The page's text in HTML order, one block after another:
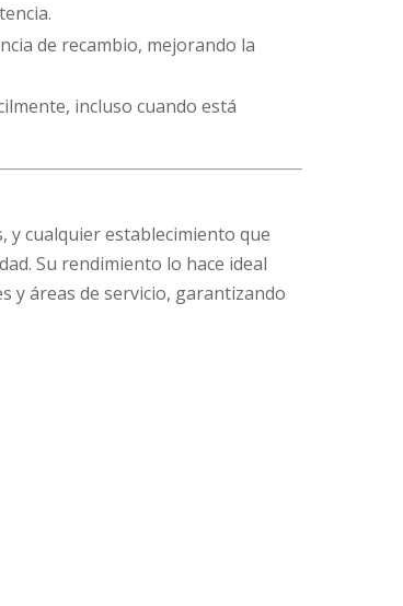
de recambio, mejorando la
incluso cuando está
y cualquier establecimiento que
Su rendimiento lo hace ideal
y áreas de servicio, garantizando